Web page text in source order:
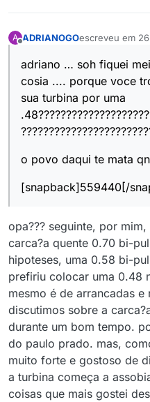
A ADRIANOGOescreveu em
última edição por
adriano … soh fiquei
cosia .... porque voce
sua turbina por uma
o povo daqui te mata
[snapback]559440[/
opa??? seguinte, por
carca?a quente 0.70 bi-
hipoteses, uma 0.58 bi-
prefiriu colocar uma 0.48
mesmo é de arrancadas
discutimos sobre a
durante um bom tempo.
do paulo prado. mas,
muito forte e gostoso de
a turbina começa a
coisas que mais gostei